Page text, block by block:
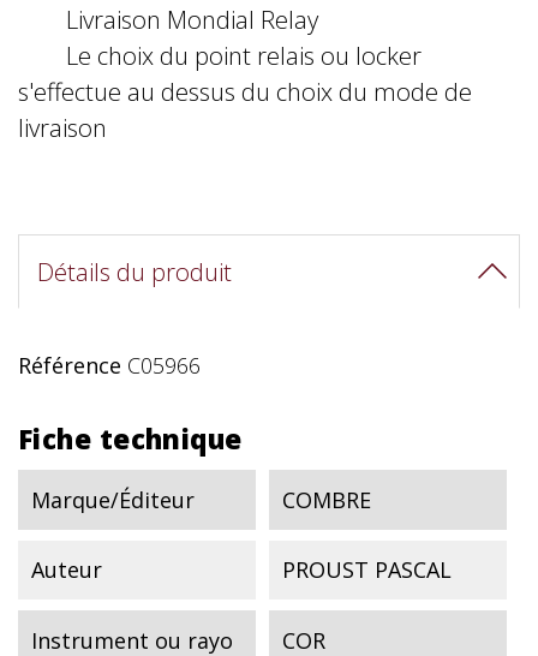
Livraison Mondial Relay
Le choix du point relais ou locker
s'effectue au dessus du choix du mode de
livraison
Détails du produit
Référence C05966
Fiche technique
Marque/Éditeur COMBRE
Auteur PROUST PASCAL
Instrument ou rayo
COR